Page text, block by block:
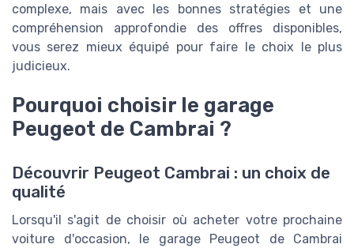
complexe, mais avec les bonnes stratégies et une
compréhension approfondie des offres disponibles,
vous serez mieux équipé pour faire le choix le plus
judicieux.
Pourquoi choisir le garage
Peugeot de Cambrai ?
Découvrir Peugeot Cambrai : un choix de
qualité
Lorsqu'il s'agit de choisir où acheter votre prochaine
voiture d'occasion, le garage Peugeot de Cambrai